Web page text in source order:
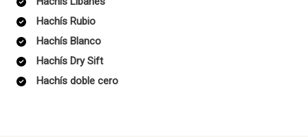
Hachís Rubio
Hachís Blanco
Hachís Dry Sift
Hachís doble cero